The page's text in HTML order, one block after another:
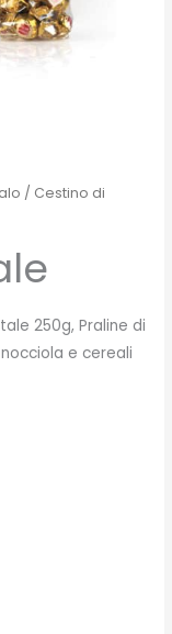
/ Cestino di
250g, Praline di
e cereali